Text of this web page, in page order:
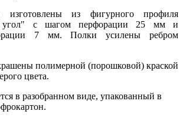
изготовлены из фигурного профиля
угол" с шагом перфорации 25 мм и
7 мм. Полки усилены ребром
полимерной (порошковой) краской
цвета.
в разобранном виде, упакованный в